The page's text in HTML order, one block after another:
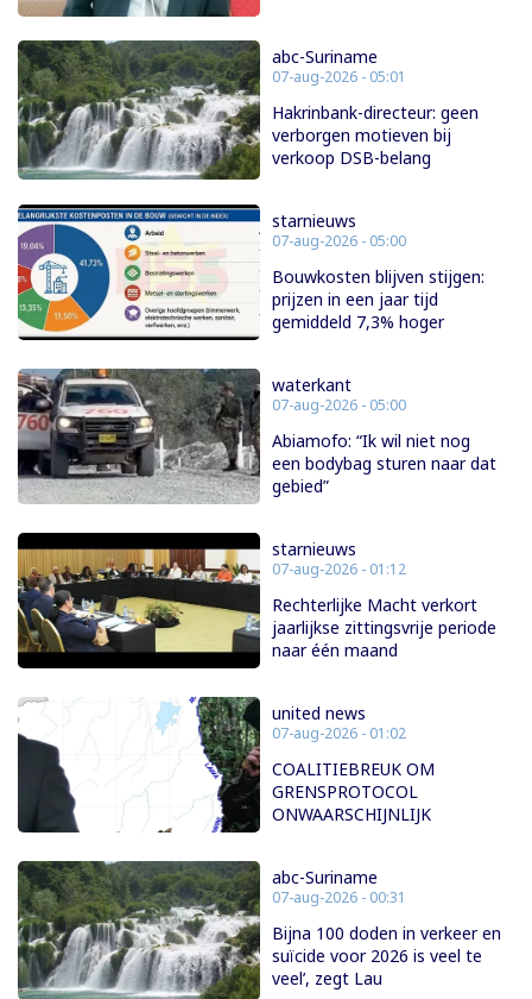
abc-Suriname
07-aug-2026 - 05:01
Hakrinbank-directeur: geen
verborgen motieven bij
verkoop DSB-belang
starnieuws
07-aug-2026 - 05:00
Bouwkosten blijven stijgen:
prijzen in een jaar tijd
gemiddeld 7,3% hoger
waterkant
07-aug-2026 - 05:00
Abiamofo: “Ik wil niet nog
een bodybag sturen naar dat
gebied”
starnieuws
07-aug-2026 - 01:12
Rechterlijke Macht verkort
jaarlijkse zittingsvrije periode
naar één maand
united news
07-aug-2026 - 01:02
COALITIEBREUK OM
GRENSPROTOCOL
ONWAARSCHIJNLIJK
abc-Suriname
07-aug-2026 - 00:31
Bijna 100 doden in verkeer en
suïcide voor 2026 is veel te
veel’, zegt Lau